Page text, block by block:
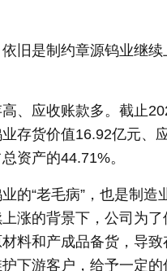
旧是制约章源钨业继续
、应收账款多。截止
存货价值16.92亿元、
资产的44.71%。
的“老毛病”，也是制造
涨的背景下，公司为了
料和产成品备货，导致
下游客户，给予一定